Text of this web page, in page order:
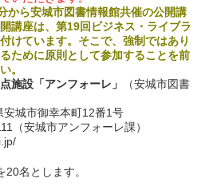
から安城市図書情報館共催の公開講
講座は、第19回ビジネス・ライブラ
けています。そこで、強制ではあり
ために原則として参加することを前
。
施設「アンフォーレ」
（安城市図書
市御幸本町12番1号
安城市アンフォーレ課）
名とします。